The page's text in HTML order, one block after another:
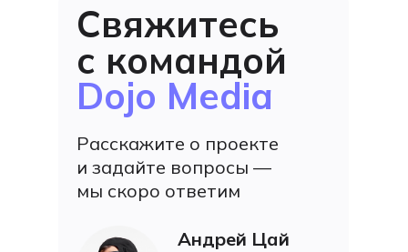
Андрей Цай
Dojo Media
Свяжитесь
с командой
Расскажите о проекте
и задайте вопросы —
мы скоро ответим